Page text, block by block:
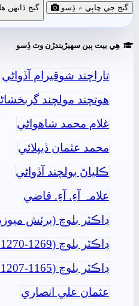
گنج جي ڇاپي ۾ ڏِسو گنج ڏانھن
ھِي بيت ٻين سھيڙيندڙن وٽ ڏِسو
تاراچند شوقيرام آڏواڻي
ھوتچند مولچند
غلام محمد شاھواڻي
محمد عثمان ڏيپلائي
ڪلياڻ بولچند آڏواڻي
علامہ آءِ. آءِ. قاضي
ڊاڪٽر بلوچ (برٽش
ڊاڪٽر بلوچ (1269-1270 ھ)
ڊاڪٽر بلوچ (1165-1207 ھ)
عثمان علي انصاري